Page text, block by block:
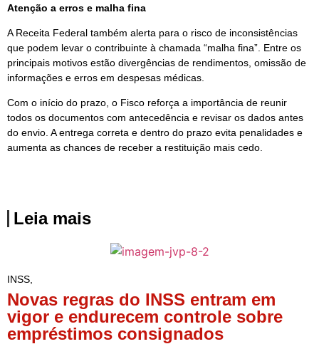
Atenção a erros e malha fina
A Receita Federal também alerta para o risco de inconsistências
que podem levar o contribuinte à chamada “malha fina”. Entre os
principais motivos estão divergências de rendimentos, omissão de
informações e erros em despesas médicas.
Com o início do prazo, o Fisco reforça a importância de reunir
todos os documentos com antecedência e revisar os dados antes
do envio. A entrega correta e dentro do prazo evita penalidades e
aumenta as chances de receber a restituição mais cedo.
Leia mais
INSS
Novas regras do INSS entram em
vigor e endurecem controle sobre
empréstimos consignados